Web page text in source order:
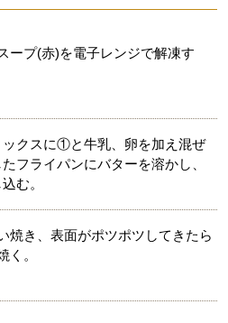
ープ(赤)を電子レンジで解凍す
ックスに①と牛乳、卵を加え混ぜ
フライパンにバターを溶かし、
む。
焼き、表面がポツポツしてきたら
く。